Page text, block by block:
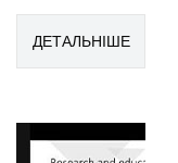
ДЕТАЛЬНІШЕ